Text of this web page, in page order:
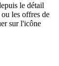
le détail
les offres de
sur l'icône